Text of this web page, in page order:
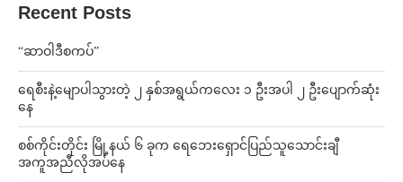
Recent Posts
“ဆာဝါဒီစကပ်”
ရေစီးနဲ့မျောပါသွားတဲ့ ၂ နှစ်အရွယ်ကလေး ၁ ဦးအပါ ၂ ဦးပျောက်ဆုံး
နေ
စစ်ကိုင်းတိုင်း မြို့နယ် ၆ ခုက ရေဘေးရှောင်ပြည်သူသောင်းချီ
အကူအညီလိုအပ်နေ